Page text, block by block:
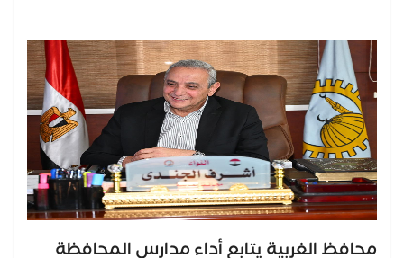
محافظ الغربية يتابع أداء مدارس المحافظة